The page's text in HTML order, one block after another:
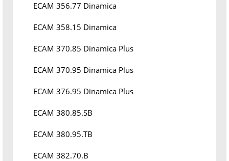
ECAM 356.77 Dinamica
ECAM 358.15 Dinamica
ECAM 370.85 Dinamica Plus
ECAM 370.95 Dinamica Plus
ECAM 376.95 Dinamica Plus
ECAM 380.85.SB
ECAM 380.95.TB
ECAM 382.70.B